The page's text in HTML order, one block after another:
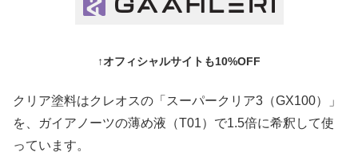
↑オフィシャルサイトも10%OFF
クリア塗料はクレオスの「スーパークリア3（GX100）」
を、ガイアノーツの薄め液（T01）で1.5倍に希釈して使
っています。